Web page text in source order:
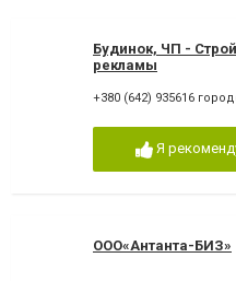
Будинок, ЧП -
рекламы
+380 (642) 935616
Я
ООО«Антанта-БИЗ»